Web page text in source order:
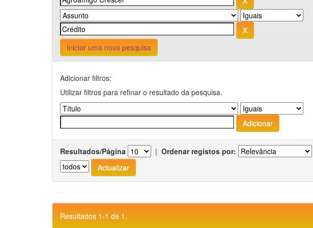
Iniciar uma nova pesquisa
Adicionar filtros:
Utilizar filtros para refinar o resultado da pesquisa.
Resultados/Página | Ordenar registos por:
Resultados 1-1 de 1.